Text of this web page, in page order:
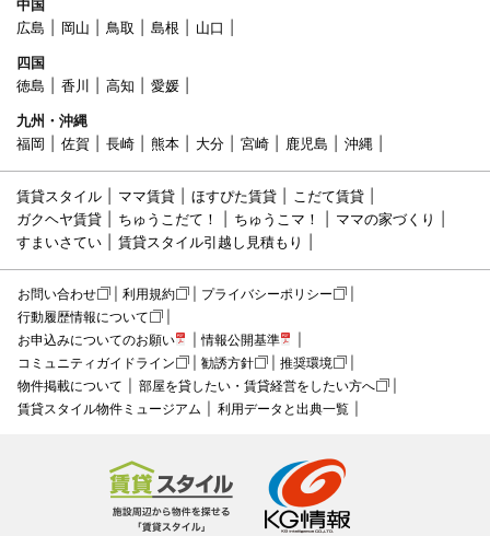
中国
広島
岡山 鳥取 島根
山口
四国
徳島
香川 高知
愛媛
九州・沖縄
福岡
佐賀 長崎 熊本 大分 宮崎 鹿児島 沖縄
賃貸スタイル ママ賃貸 ほすぴた賃貸
こだて賃貸
ガクヘヤ賃貸
ちゅうこだて！ ちゅうこマ！
ママの家づくり
すまいさてい
賃貸スタイル引越し見積もり
お問い合わせ 利用規約
プライバシーポリシー
行動履歴情報について
お申込みについてのお願い
情報公開基準
コミュニティガイドライン
勧誘方針
推奨環境
物件掲載について
部屋を貸したい・賃貸経営をしたい方へ
賃貸スタイル物件ミュージアム
利用データと出典一覧